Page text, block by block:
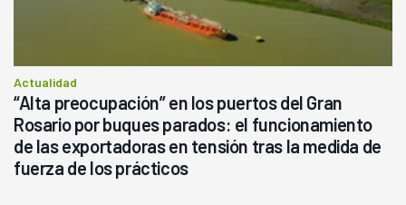
Actualidad
“Alta preocupación” en los puertos del Gran
Rosario por buques parados: el funcionamiento
de las exportadoras en tensión tras la medida de
fuerza de los prácticos